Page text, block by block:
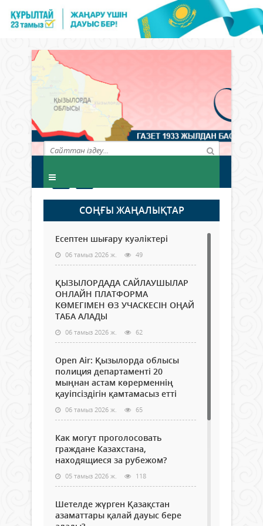
СОҢҒЫ ЖАҢАЛЫҚТАР
Есептен шығару куәліктері
06 тамыз 2026 ж. 49
ҚЫЗЫЛОРДАДА САЙЛАУШЫЛАР
ОНЛАЙН ПЛАТФОРМА
КӨМЕГІМЕН ӨЗ УЧАСКЕСІН ОҢАЙ
ТАБА АЛАДЫ
06 тамыз 2026 ж. 62
Open Air: Қызылорда облысы
полиция департаменті 20
мыңнан астам көрерменнің
қауіпсіздігін қамтамасыз етті
06 тамыз 2026 ж. 65
Как могут проголосовать
граждане Казахстана,
находящиеся за рубежом?
05 тамыз 2026 ж. 118
Шетелде жүрген Қазақстан
азаматтары қалай дауыс бере